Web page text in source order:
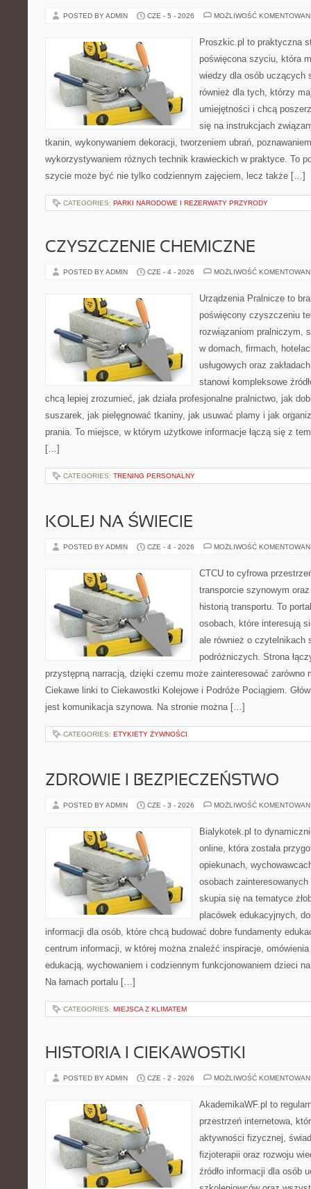
POSTED BY ADMIN CZE - 5 - 2026 MOŻLIWOŚĆ
Proszkic.pl to praktyczna
poświęcona szyciu, która
wiedzy dla osób uczących
również dla tych, którzy
umiejętności i chcą
się na instrukcjach
tkanin, wykonywaniem dekoracji, tworzeniem ubrań,
wykorzystywaniem różnych technik krawieckich w praktyce. To
szycie może być nie tylko codziennym zajęciem, lecz także […]
CATEGORIES: PARKI NARODOWE I REZERWATY PRZYRODY
CZYSZCZENIE CHEMICZNE
POSTED BY ADMIN CZE - 4 - 2026 MOŻLIWOŚĆ
Urządzenia Pralnicze to
poświęcony czyszczeniu
rozwiązaniom pralniczym,
w domach, firmach,
usługowych oraz
stanowi kompleksowe
chcą lepiej zrozumieć, jak działa profesjonalne pralnictwo, jak
suszarek, jak pielęgnować tkaniny, jak usuwać plamy i jak
prania. To miejsce, w którym użytkowe informacje łączą się z
[…]
CATEGORIES: TRENING PERSONALNY
KOLEJ NA ŚWIECIE
POSTED BY ADMIN CZE - 4 - 2026 MOŻLIWOŚĆ
CTCU to cyfrowa
transporcie szynowym
historią transportu. To
osobach, które interesują
ale również o czytelnikach
podróżniczych. Strona
przystępną narracją, dzięki czemu może zainteresować zarówno
Ciekawe linki to Ciekawostki Kolejowe i Podróże Pociągiem.
jest komunikacja szynowa. Na stronie można […]
CATEGORIES: ETYKIETY ŻYWNOŚCI
ZDROWIE I BEZPIECZEŃSTWO
POSTED BY ADMIN CZE - 3 - 2026 MOŻLIWOŚĆ
Bialykotek.pl to
online, która została
opiekunach,
osobach
skupia się na tematyce
placówek edukacyjnych,
informacji dla osób, które chcą budować dobre fundamenty
centrum informacji, w której można znaleźć inspiracje,
edukacją, wychowaniem i codziennym funkcjonowaniem dzieci
Na łamach portalu […]
CATEGORIES: MIEJSCA Z KLIMATEM
HISTORIA I CIEKAWOSTKI
POSTED BY ADMIN CZE - 2 - 2026 MOŻLIWOŚĆ
AkademikaWF.pl to
przestrzeń internetowa,
aktywności fizycznej,
fizjoterapii oraz rozwoju
źródło informacji dla osób